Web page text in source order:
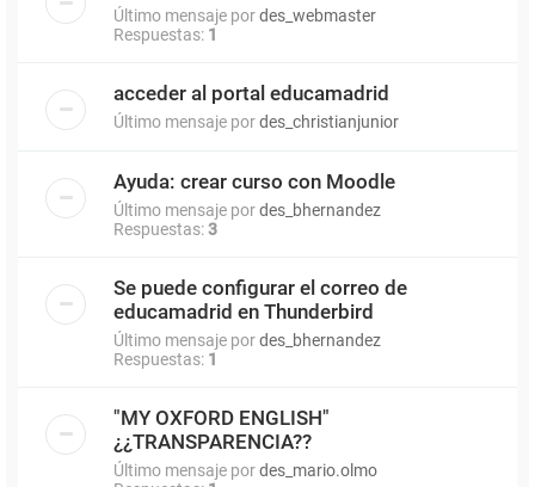
Último mensaje pordes_webmaster
Respuestas: 1
acceder al portal educamadrid
Último mensaje pordes_christianjunior
Ayuda: crear curso con Moodle
Último mensaje pordes_bhernandez
Respuestas:3
Se puede configurar el correo de
educamadrid en Thunderbird
Último mensaje pordes_bhernandez
Respuestas: 1
"MY OXFORD ENGLISH"
¿¿TRANSPARENCIA??
Último mensaje pordes_mario.olmo